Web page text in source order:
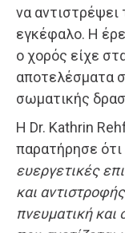
να
εγκέφαλο. Η
ο χορός είχε
αποτελέσματα
σωματικής
Η Dr. Kathrin
παρατήρησε ότι
ευεργετικές
και
πνευματική και